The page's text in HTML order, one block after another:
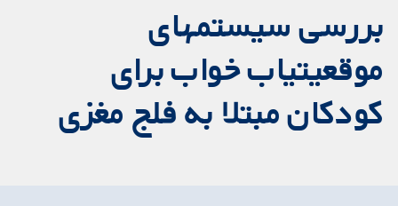
بررسی سیستم‏های
موقعیت‏یاب خواب برای
کودکان مبتلا به فلج مغزی